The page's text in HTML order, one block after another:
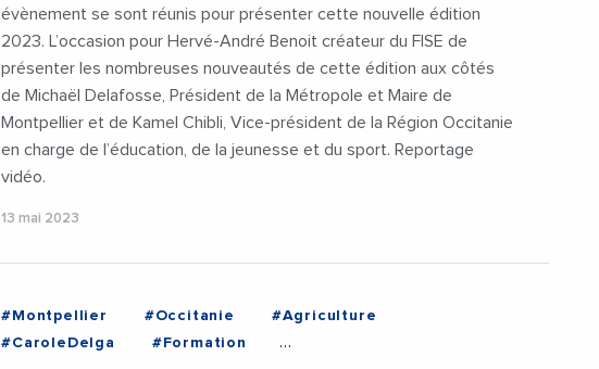
évènement se sont réunis pour présenter cette nouvelle édition
2023. L’occasion pour Hervé-André Benoit créateur du FISE de
présenter les nombreuses nouveautés de cette édition aux côtés
de Michaël Delafosse, Président de la Métropole et Maire de
Montpellier et de Kamel Chibli, Vice-président de la Région Occitanie
en charge de l’éducation, de la jeunesse et du sport. Reportage
vidéo.
13 mai 2023
#Montpellier #Occitanie
#Agriculture
#CaroleDelga
#Formation